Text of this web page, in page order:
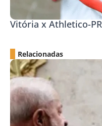
Vitória x Athletico-
Relacionadas